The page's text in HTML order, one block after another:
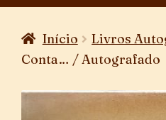
Início Livros
Conta… / Autografado